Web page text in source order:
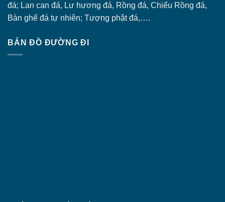
đá; Lan can đá, Lư hương đá, Rồng đá, Chiếu Rồng đá,
Bàn ghế đá tự nhiên; Tượng phật đá,….
BẢN ĐỒ ĐƯỜNG ĐI